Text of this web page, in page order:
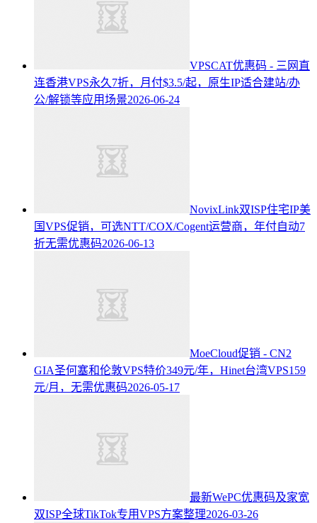
VPSCAT优惠码 - 三网直
连香港VPS永久7折，月付$3.5/起，原生IP适合建站/办
公/解锁等应用场景2026-06-24
NovixLink双ISP住宅IP美
国VPS促销，可选NTT/COX/Cogent运营商，年付自动7
折无需优惠码2026-06-13
MoeCloud促销 - CN2
GIA圣何塞和伦敦VPS特价349元/年，Hinet台湾VPS159
元/月，无需优惠码2026-05-17
最新WePC优惠码及家宽
双ISP全球TikTok专用VPS方案整理2026-03-26